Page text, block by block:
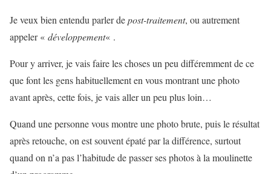
Je veux bien entendu parler depost-traitement, ou autrement
appeler « développement« .
Pour y arriver, je vais faire les choses un peu différemment de ce
que font les gens habituellement en vous montrant une photo
avant après, cette fois, je vais aller un peu plus loin…
Quand une personne vous montre une photo brute, puis le résultat
après retouche, on est souvent épaté par la différence, surtout
quand on n’a pas l’habitude de passer ses photos à la moulinette